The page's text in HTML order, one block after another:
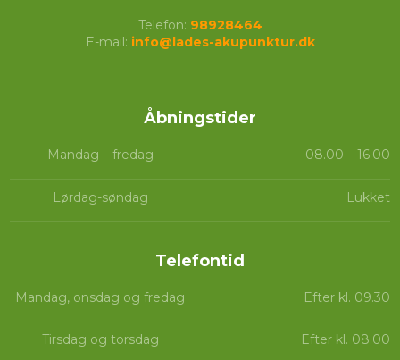
Telefon: 98928464
E-mail: info@lades-akupunktur.dk
Åbningstider​
Mandag – fredag 08.00 – 16.00​
Lørdag-søndag Lukket
Telefontid​​
Mandag, onsdag og fredag Efter kl. 09.30
Tirsdag og torsdag Efter kl. 08.00